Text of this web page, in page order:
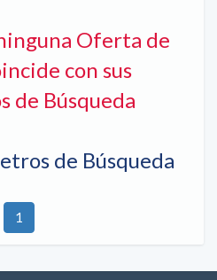
Oferta de
con sus
de Búsqueda
de Búsqueda
1